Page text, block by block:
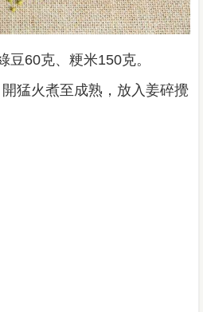
豆60克、粳米150克。
猛火煮至成熟，放入姜碎攪